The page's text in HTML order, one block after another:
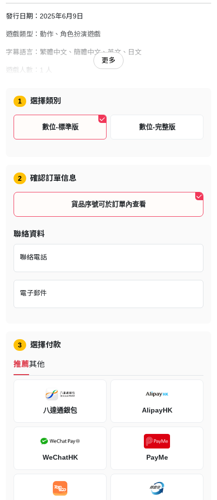
發行日期：2025年6月9日
遊戲類型：動作、角色扮演遊戲
字幕語言：繁體中文、簡體中文、英文、日文
遊戲人數：1 人
遊戲介紹
品，標誌著系列向更黑暗的主題轉變。這個複雜的故事講述的是復
仇、權力鬥爭和不可避免的悲劇。
《FINAL FANTASY XVI》重新設計了系列遊戲的經典召喚獸，稱為
英魂。這些致命生物寄宿於顯化者體內，顯化者不分男女，在出生時
就繼承了牠們巨大的力量，無論顯化者願意與否。
國憑藉原晶之力崛起。水晶如山般高聳，其乙太為魔法師提供力量，
在這款由《FINAL FANTASY》人馬打造的史詩動作角色扮演遊戲中
扮演Clive Rosfield，他是Rosaria公國的第一盾衛，保護著弟弟
Joshua，英魂鳳凰的顯化者。
更多
1 選擇類別
數位-標準版 數位-完整版
2 確認訂單信息
貨品序號可於訂單內查看
聯絡資料
聯絡電話
電子郵件
3 選擇付款
推薦其他
八達通銀包 AlipayHK
WeChatHK PayMe